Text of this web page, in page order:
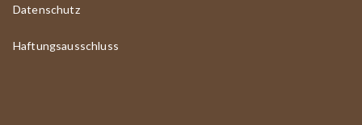
Datenschutz
Haftungsausschluss